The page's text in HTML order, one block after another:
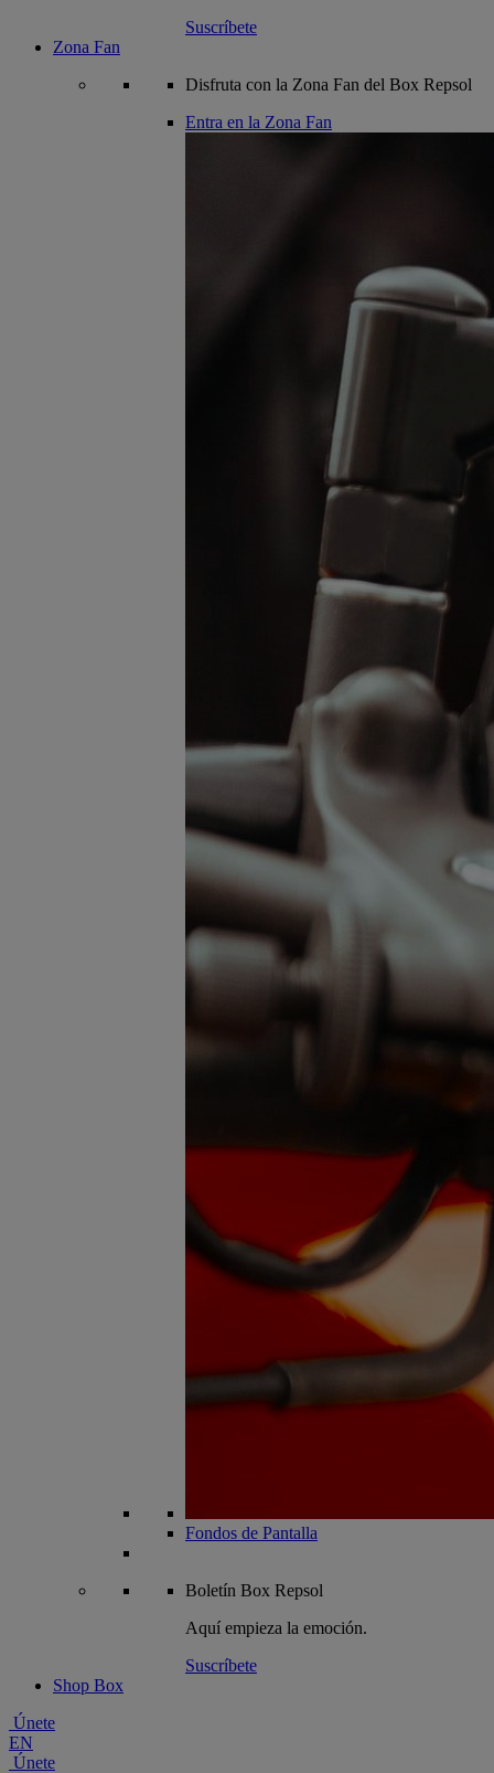
Suscríbete
Zona Fan
Disfruta con la Zona Fan del Box Repsol
Entra en la Zona Fan
Fondos de Pantalla
Boletín Box Repsol
Aquí empieza la emoción.
Suscríbete
Shop Box
Únete
EN
Únete